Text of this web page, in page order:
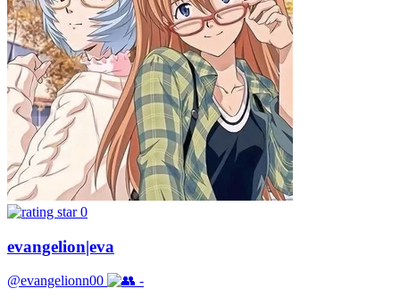
0
evangelion|eva
@evangelionn00 -